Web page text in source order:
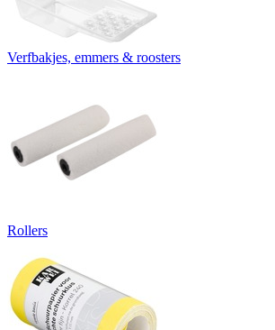
Verfbakjes, emmers & roosters
Rollers